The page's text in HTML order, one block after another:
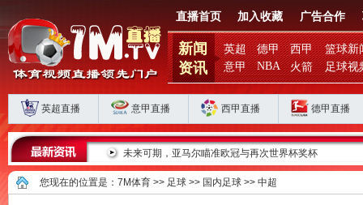
直播首页 加入收藏 广告合作
新闻
资讯
英超 德甲 西甲
篮球新
意甲
NBA 火箭 足球视
英超直播 意甲直播 西甲直播 德甲直播
之路 未来可期，亚马尔瞄准欧冠与再次世界杯奖杯
您现在的位置是： 7M体育 >> 足球 >> 国内足球 >> 中超